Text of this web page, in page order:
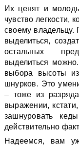
Их ценят и
чувство легкости,
своему владельцу.
выделиться,
остальных
выделиться
выбора высоты
шнурков. Это
– тоже из
выражении,
зашнуровать
действительно
Надеемся, вам